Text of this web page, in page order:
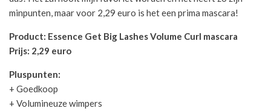
minpunten, maar voor 2,29 euro is het een prima mascara!
Product: Essence Get Big Lashes Volume Curl mascara
Prijs: 2,29 euro
Pluspunten:
+ Goedkoop
+ Volumineuze wimpers